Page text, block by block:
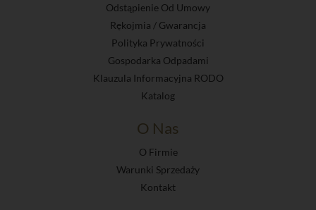
Odstąpienie Od Umowy
Rękojmia / Gwarancja
Polityka Prywatności
Gospodarka Odpadami
Klauzula Informacyjna RODO
Katalog
O Nas
O Firmie
Warunki Sprzedaży
Kontakt